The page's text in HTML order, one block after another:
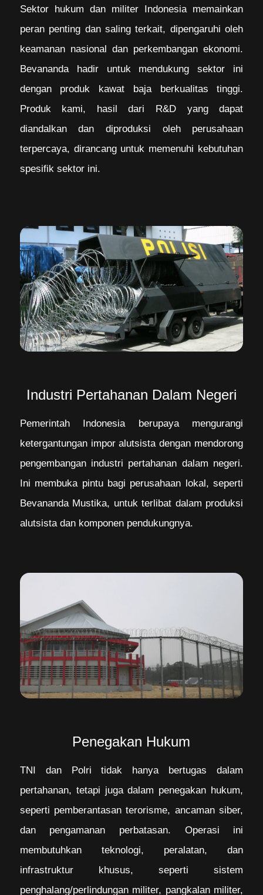
Sektor hukum dan militer Indonesia memainkan
peran penting dan saling terkait, dipengaruhi oleh
keamanan nasional dan perkembangan ekonomi.
Bevananda hadir untuk mendukung sektor ini
dengan produk kawat baja berkualitas tinggi.
Produk kami, hasil dari R&D yang dapat
diandalkan dan diproduksi oleh perusahaan
terpercaya, dirancang untuk memenuhi kebutuhan
spesifik sektor ini.
Industri Pertahanan Dalam Negeri
Pemerintah Indonesia berupaya mengurangi
ketergantungan impor alutsista dengan mendorong
pengembangan industri pertahanan dalam negeri.
Ini membuka pintu bagi perusahaan lokal, seperti
Bevananda Mustika, untuk terlibat dalam produksi
alutsista dan komponen pendukungnya.
Penegakan Hukum
TNI dan Polri tidak hanya bertugas dalam
pertahanan, tetapi juga dalam penegakan hukum,
seperti pemberantasan terorisme, ancaman siber,
dan pengamanan perbatasan. Operasi ini
membutuhkan teknologi, peralatan, dan
infrastruktur khusus, seperti sistem
penghalang/perlindungan militer, pangkalan militer,